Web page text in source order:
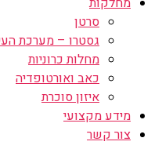
סרטן
גסטרו – מערכת
מחלות כרוניות
כאב ואורטופדיה
איזון סוכרת
מידע מקצועי
צור קשר